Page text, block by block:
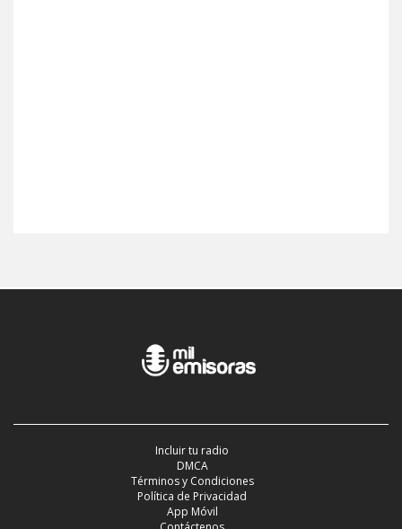
Incluir tu radio
DMCA
Términos y Condiciones
Política de Privacidad
App Móvil